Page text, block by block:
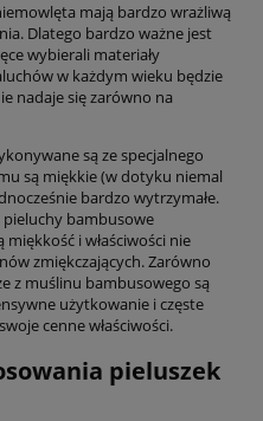
mają bardzo wrażliwą
Dlatego bardzo ważne jest
wybierali materiały
w każdym wieku będzie
nadaje się zarówno na
są ze specjalnego
są miękkie (w dotyku niemal
bardzo wytrzymałe.
bambusowe
i właściwości nie
zmiękczających. Zarówno
z muślinu bambusowego są
użytkowanie i częste
cenne właściwości.
pieluszek